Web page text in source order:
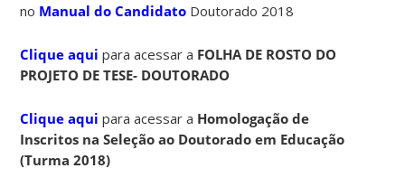
no Manual do Candidato Doutorado 2018
Clique aqui para acessar a FOLHA DE ROSTO DO
PROJETO DE TESE- DOUTORADO
Clique aqui para acessar a Homologação de
Inscritos na Seleção ao Doutorado em Educação
(Turma 2018)